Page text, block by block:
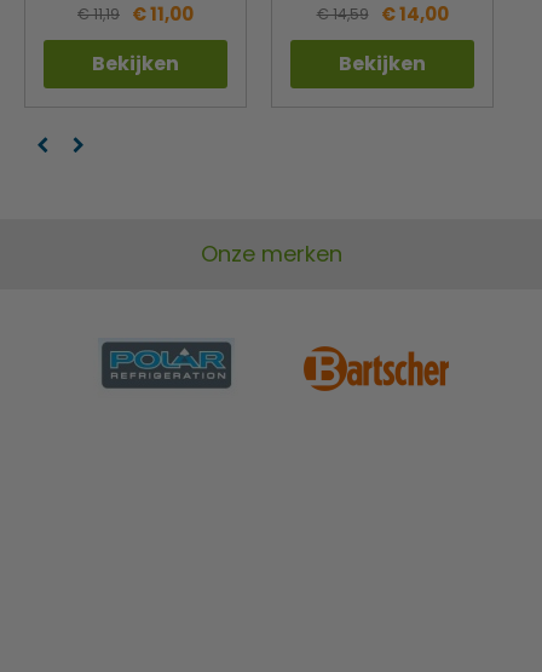
€ 11,19 € 11,00
Bekijken
€ 14,59 € 14,00
Bekijken
Onze merken